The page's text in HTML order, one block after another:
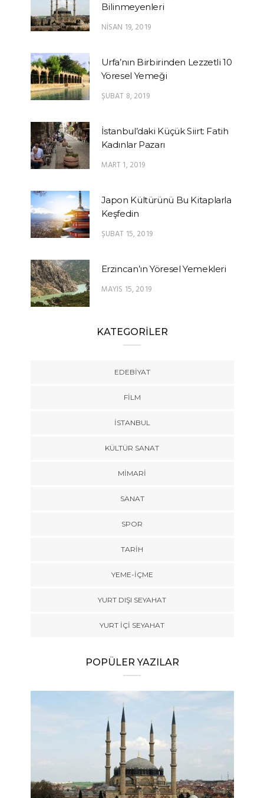
Bilinmeyenleri
NISAN 19, 2019
Urfa’nın Birbirinden Lezzetli 10
Yöresel Yemeği
ŞUBAT 8, 2019
İstanbul’daki Küçük Siirt: Fatih
Kadınlar Pazarı
MART 1, 2019
Japon Kültürünü Bu Kitaplarla
Keşfedin
ŞUBAT 15, 2019
Erzincan’ın Yöresel Yemekleri
MAYIS 15, 2019
KATEGORİLER
EDEBIYAT
FILM
İSTANBUL
KÜLTÜR SANAT
MIMARI
SANAT
SPOR
TARİH
YEME-İÇME
YURT DIŞI SEYAHAT
YURT İÇİ SEYAHAT
POPÜLER YAZILAR